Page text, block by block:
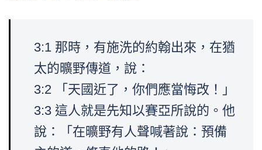
3:1 那時，有施洗的約翰出來，在猶
太的曠野傳道，說：
3:2 「天國近了，你們應當悔改！」
3:3 這人就是先知以賽亞所說的。他
說：「在曠野有人聲喊著說：預備